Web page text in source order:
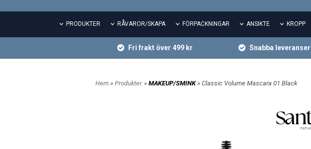
PRODUKTER RÅVAROR/SKAPA FÖRPACKNINGAR ANSIKTE KROPP
Fri frakt över 499 kr Snabba leveranser
Hem » Produkter. » MAKEUP/SMINK» Classic Volume Mascara 01 Black